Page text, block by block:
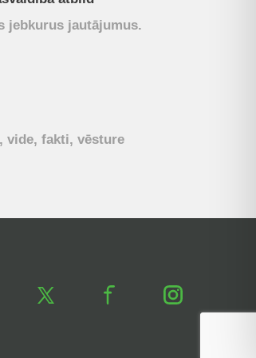
jebkurus jautājumus.
vide, fakti, vēsture